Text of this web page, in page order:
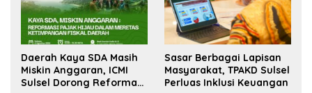
Daerah Kaya SDA Masih
Miskin Anggaran, ICMI
Sulsel Dorong Reformasi
Sasar Berbagai Lapisan
Masyarakat, TPAKD Sulsel
Perluas Inklusi Keuangan